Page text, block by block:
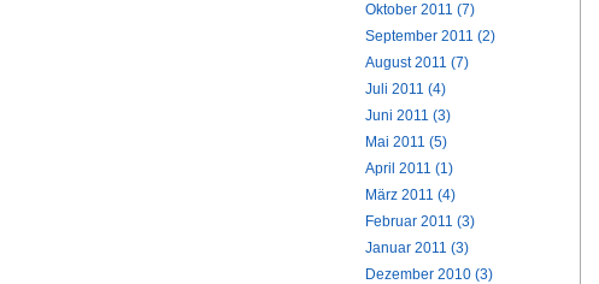
Oktober 2011 (7)
September 2011 (2)
August 2011 (7)
Juli 2011 (4)
Juni 2011 (3)
Mai 2011 (5)
April 2011 (1)
März 2011 (4)
Februar 2011 (3)
Januar 2011 (3)
Dezember 2010 (3)